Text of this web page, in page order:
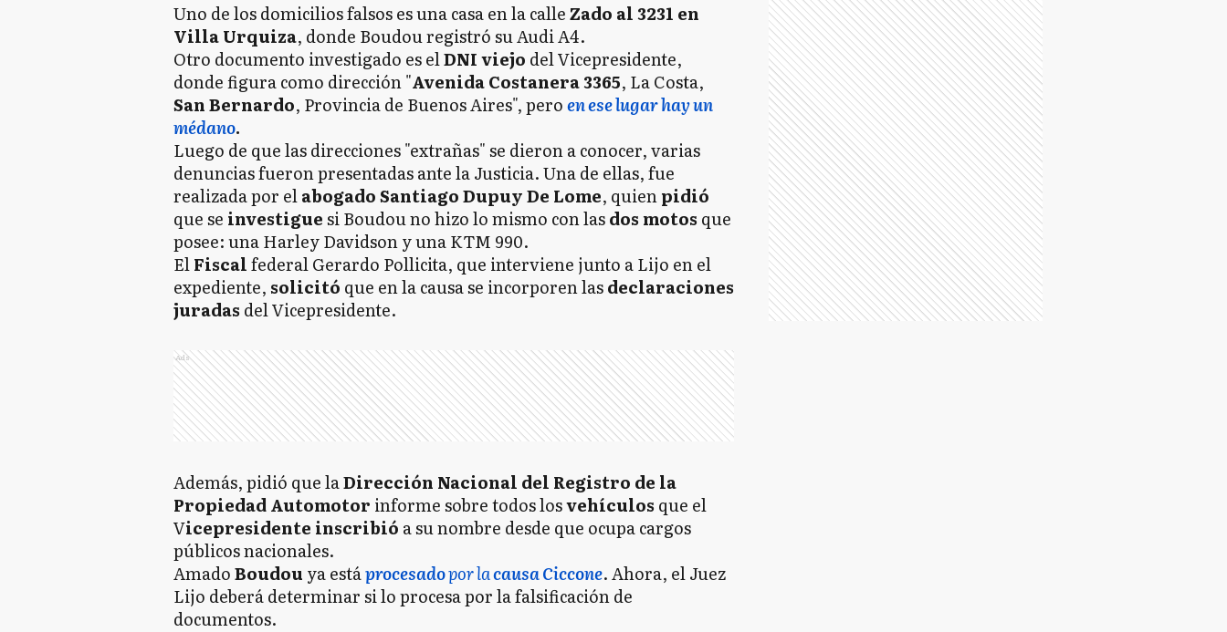
Uno de los domicilios falsos es una casa en la calleZado al 3231 en
Villa Urquiza, donde Boudou registró su Audi A4.
Otro documento investigado es elDNI viejo del Vicepresidente,
donde figura como dirección "Avenida Costanera 3365, La Costa,
San Bernardo, Provincia de Buenos Aires", peroen ese lugar hay un
médano.
Luego de que las direcciones "extrañas" se dieron a conocer, varias
denuncias fueron presentadas ante la Justicia. Una de ellas, fue
realizada por elabogado Santiago Dupuy De Lome, quienpidió
que se investiguesi Boudou no hizo lo mismo con lasdos motos que
posee: una Harley Davidson y una KTM 990.
ElFiscalfederal Gerardo Pollicita, que interviene junto a Lijo en el
expediente, solicitó que en la causa se incorporen lasdeclaraciones
juradas del Vicepresidente.
Ads
Además, pidió que laDirección Nacional del Registro de la
Propiedad Automotor informe sobre todos losvehículos que el
Vicepresidente inscribió a su nombre desde que ocupa cargos
públicos nacionales.
AmadoBoudou ya estáprocesadopor lacausa Ciccone. Ahora, el Juez
Lijo deberá determinar si lo procesa por la falsificación de
documentos.